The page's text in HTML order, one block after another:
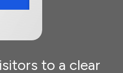
to a clear